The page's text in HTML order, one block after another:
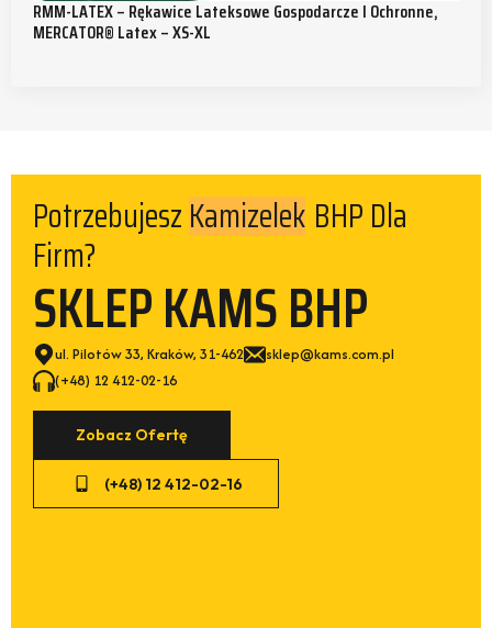
RMM-LATEX – Rękawice Lateksowe Gospodarcze I Ochronne,
MERCATOR® Latex – XS-XL
PotrzebujeszKamizelek BHP Dla
Firm?
SKLEP KAMS BHP
ul. Pilotów 33, Kraków, 31-462
sklep@kams.com.pl
(+48) 12 412-02-16
Zobacz Ofertę
(+48) 12 412-02-16